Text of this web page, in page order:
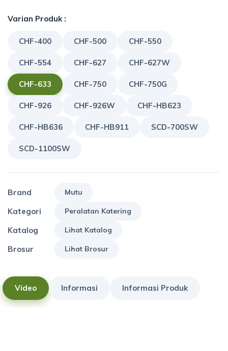
Varian Produk :
CHF-400 CHF-500 CHF-550
CHF-554 CHF-627 CHF-627W
CHF-633 CHF-750 CHF-750G
CHF-926 CHF-926W CHF-HB623
CHF-HB636 CHF-HB911 SCD-700SW
SCD-1100SW
Brand Mutu
Kategori Peralatan Katering
Katalog Lihat Katalog
Brosur Lihat Brosur
Video Informasi Informasi Produk